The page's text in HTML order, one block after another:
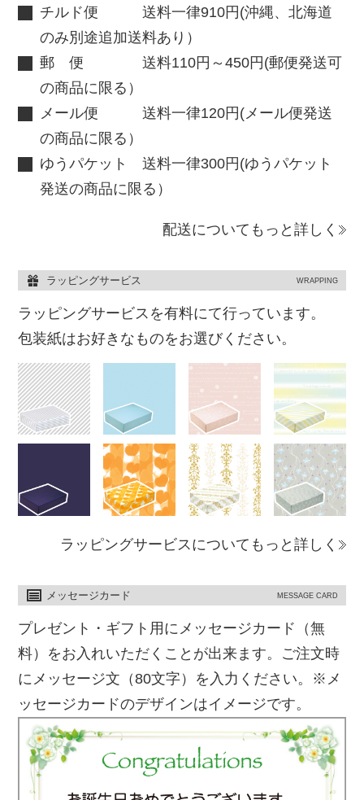
チルド便 送料一律910円(沖縄、北海道
のみ別途追加送料あり）
郵 便 送料110円～450円(郵便発送可
の商品に限る）
メール便 送料一律120円(メール便発送
の商品に限る）
ゆうパケット 送料一律300円(ゆうパケット
発送の商品に限る）
配送についてもっと詳しく
ラッピングサービス WRAPPING
ラッピングサービスを有料にて行っています。
包装紙はお好きなものをお選びください。
ラッピングサービスについてもっと詳しく
メッセージカード MESSAGE CARD
プレゼント・ギフト用にメッセージカード（無
料）をお入れいただくことが出来ます。ご注文時
にメッセージ文（80文字）を入力ください。※メ
ッセージカードのデザインはイメージです。